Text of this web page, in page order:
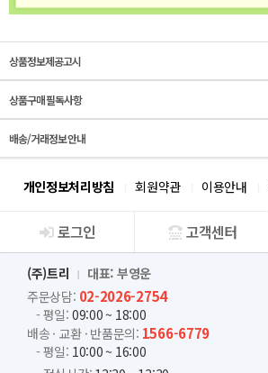
상품정보제공고시
상품구매 필독사항
배송/거래정보 안내
개인정보처리방침 회원약관 이용안내
회사소개
로그인 고객센터
(주)트리
대표: 부영운
주문상담: 02-2026-2754
- 평일: 09:00 ~ 18:00
배송 · 교환 · 반품문의: 1566-6779
- 평일: 10:00 ~ 16:00